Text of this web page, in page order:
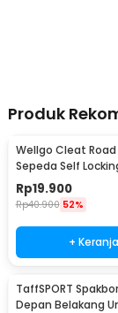
2 x Cover
Produk
Wellgo Cleat Road
Sepeda Self
Shimano SM-SH11
Rp19.900
Rp40.900 52%
+
TaffSPORT
Depan Belakang